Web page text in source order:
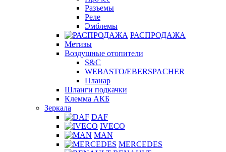
Разъемы
Реле
Эмблемы
РАСПРОДАЖА
Метизы
Воздушные отопители
S&C
WEBASTO/EBERSPACHER
Планар
Шланги подкачки
Клемма АКБ
Зеркала
DAF
IVECO
MAN
MERCEDES